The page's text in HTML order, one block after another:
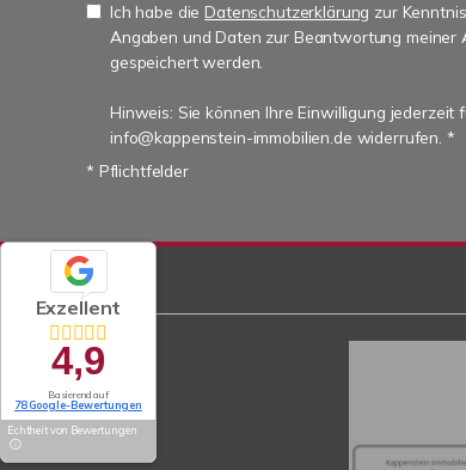
Ich habe die Datenschutzerklärung zur
Angaben und Daten zur Beantwortung meiner
gespeichert werden.
Hinweis: Sie können Ihre Einwilligung jederzeit
info@kappenstein-immobilien.de widerrufen. *
* Pflichtfelder
Exzellent
4,9
Basierend auf
78 Google-Bewertungen
Echtheit von Bewertungen